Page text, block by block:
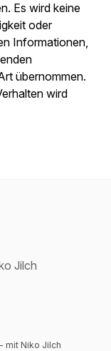
Es wird keine
oder
Informationen,
übernommen.
wird
Jilch
mit Niko Jilch